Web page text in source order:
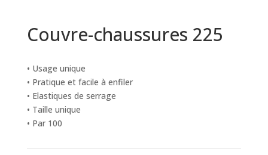
Couvre-chaussures 225
• Usage unique
• Pratique et facile à enfiler
• Elastiques de serrage
• Taille unique
• Par 100